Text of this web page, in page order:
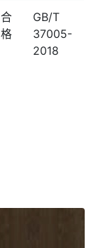
合
格
GB/T
37005-
2018